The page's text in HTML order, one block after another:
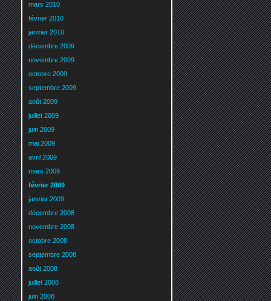
mars 2010
février 2010
janvier 2010
décembre 2009
novembre 2009
octobre 2009
septembre 2009
août 2009
juillet 2009
juin 2009
mai 2009
avril 2009
mars 2009
février 2009
janvier 2009
décembre 2008
novembre 2008
octobre 2008
septembre 2008
août 2008
juillet 2008
juin 2008